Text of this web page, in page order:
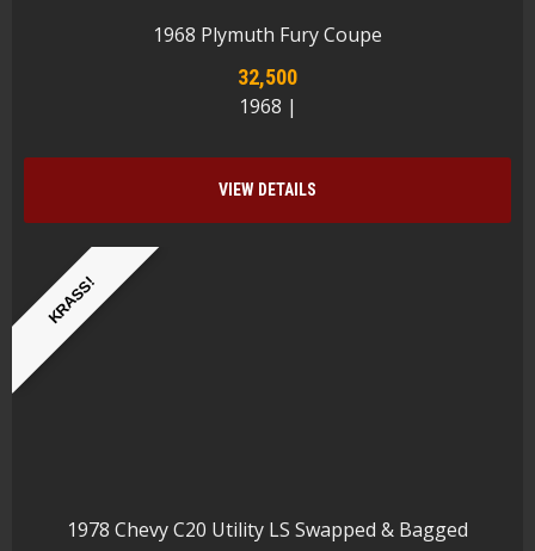
1968 Plymuth Fury Coupe
32,500
1968 |
VIEW DETAILS
KRASS!
1978 Chevy C20 Utility LS Swapped & Bagged